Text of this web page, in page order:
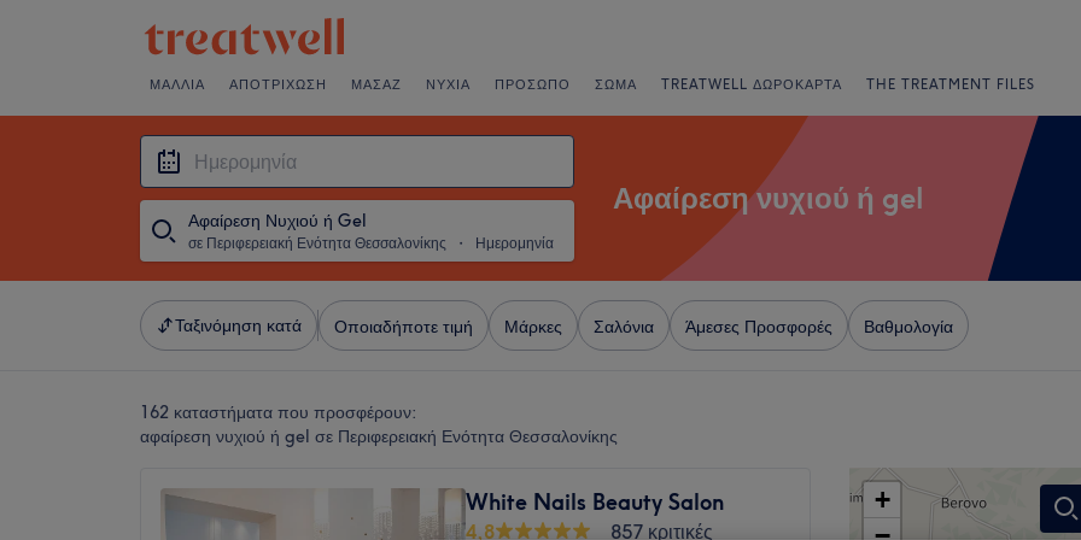
ΜΑΛΛΙΆ ΑΠΟΤΡΊΧΩΣΗ ΜΑΣΆΖ ΝΎΧΙΑ ΠΡΌΣΩΠΟ ΣΏΜΑ TREATWELL ΔΩΡΟΚΆΡΤΑ THE TREATMENT FILES
Αφαίρεση Νυχιού ή Gel
σε Περιφερειακή Ενότητα Θεσσαλονίκης ・ Ημερομηνία
Αφαίρεση νυχιού ή gel
Ταξινόμηση κατά Οποιαδήποτε τιμή Μάρκες Σαλόνια Άμεσες Προσφορές Βαθμολογία
162 καταστήματα που προσφέρουν:
αφαίρεση νυχιού ή gel σε Περιφερειακή Ενότητα Θεσσαλονίκης
White Nails Beauty Salon
4,8
857 κριτικές
+